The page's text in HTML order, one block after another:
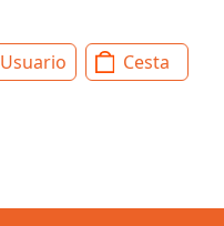
Usuario Cesta